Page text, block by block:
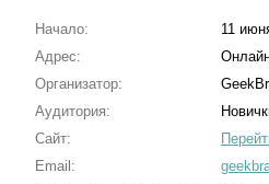
Начало:
11
Адрес:
Организатор:
Аудитория:
Сайт:
Email: